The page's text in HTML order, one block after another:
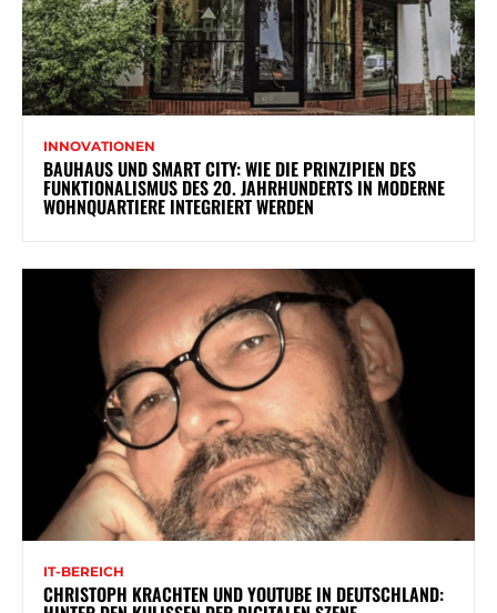
INNOVATIONEN
BAUHAUS UND SMART CITY: WIE DIE PRINZIPIEN DES
FUNKTIONALISMUS DES 20. JAHRHUNDERTS IN MODERNE
WOHNQUARTIERE INTEGRIERT WERDEN
IT-BEREICH
CHRISTOPH KRACHTEN UND YOUTUBE IN DEUTSCHLAND: